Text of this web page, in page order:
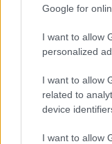
Google for
I want to allow
personalized
I want to allow
related to
device
I want to allow
FINANCIACIÓN